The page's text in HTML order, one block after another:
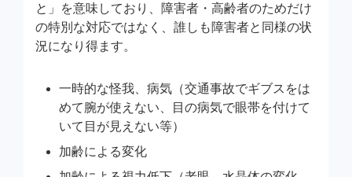
と」を意味しており、障害者・高齢者のためだけ
の特別な対応ではなく、誰しも障害者と同様の状
況になり得ます。
一時的な怪我、病気（交通事故でギブスをは
めて腕が使えない、目の病気で眼帯を付けて
いて目が見えない等）
加齢による変化